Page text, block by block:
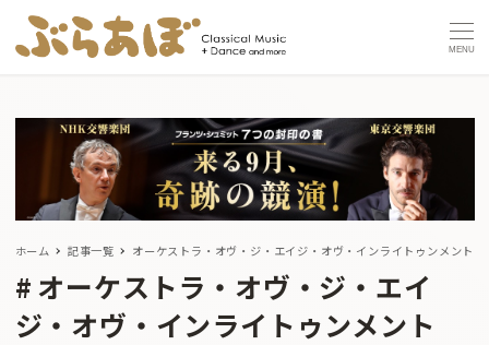
MENU
ホーム 記事一覧 オーケストラ・オヴ・ジ・エイジ・オヴ・インライトゥンメント
オーケストラ・オヴ・ジ・エイ
ジ・オヴ・インライトゥンメント